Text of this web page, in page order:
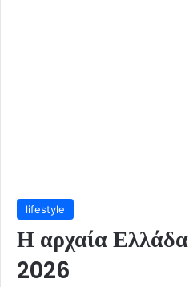
lifestyle
Η αρχαία
2026